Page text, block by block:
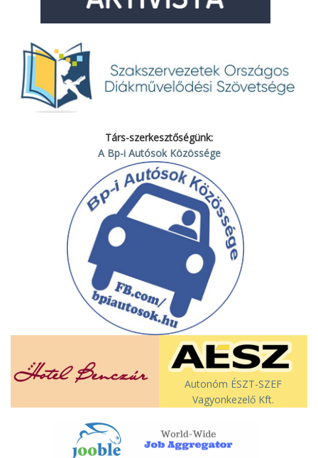
Társ-szerkesztőségünk:
A Bp-i Autósok Közössége
Autonóm ÉSZT-SZEF
Vagyonkezelő Kft.